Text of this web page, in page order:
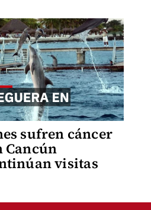
sufren cáncer
Cancún
visitas